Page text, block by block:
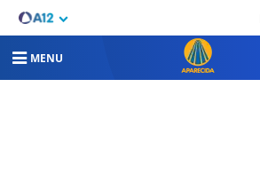
MENU